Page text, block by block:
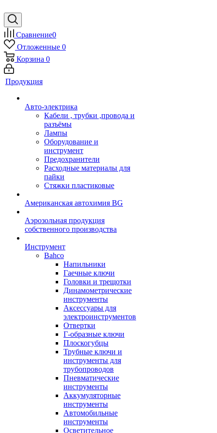
Сравнение0
Отложенные 0
Корзина 0
Продукция
Авто-электрика
Кабели , трубки ,провода и
разъёмы
Лампы
Оборудование и
инструмент
Предохранители
Расходные материалы для
пайки
Стяжки пластиковые
Американская автохимия BG
Аэрозольная продукция
собственного производства
Инструмент
Bahco
Напильники
Гаечные ключи
Головки и трещотки
Динамометрические
инструменты
Аксессуары для
электроинструментов
Отвертки
Г-образные ключи
Плоскогубцы
Трубные ключи и
инструменты для
трубопроводов
Пневматические
инструменты
Аккумуляторные
инструменты
Автомобильные
инструменты
Осветительное